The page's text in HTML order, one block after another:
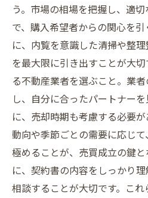
う。市場の相場を把握し、適
で、購入希望者からの関心を
に、内覧を意識した清掃や整
を最大限に引き出すことが大
る不動産業者を選ぶこと。業
し、自分に合ったパートナー
に、売却時期も考慮する必要
動向や季節ごとの需要に応じ
極めることが、売買成立の鍵
に、契約書の内容をしっかり
相談することが大切です。これ